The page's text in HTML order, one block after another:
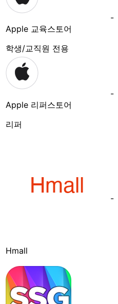
Apple 교육스토어
학생/교직원 전용
-
Apple 리퍼스토어
리퍼
-
Hmall
-